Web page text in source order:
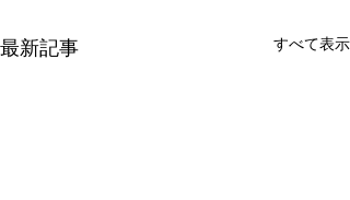
最新記事 すべて表示